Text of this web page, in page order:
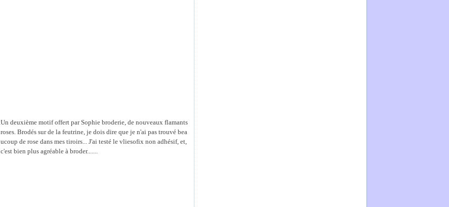
Un deuxième motif offert par Sophie broderie, de nouveaux flamants
roses. Brodés sur de la feutrine, je dois dire que je n'ai pas trouvé bea
ucoup de rose dans mes tiroirs... J'ai testé le vliesofix non adhésif, et,
c'est bien plus agréable à broder.......